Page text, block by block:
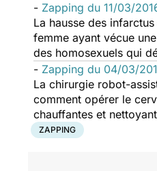
- Zapping du 11/03/
La hausse des
femme ayant vécue
des homosexuels qui
- Zapping du 04/03/
La chirurgie robot-
comment opérer le
chauffantes et
ZAPPING